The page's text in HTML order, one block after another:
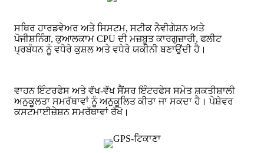
ਸਥਿਰ ਹਾਰਡਵੇਅਰ ਅਤੇ ਸਿਸਟਮ, ਸਟੀਕ ਨੈਵੀਗੇਸ਼ਨ ਅਤੇ
ਪੋਜੀਸ਼ਨਿੰਗ, ਕੁਆਲਕਾਮ CPU ਦੀ ਮਜ਼ਬੂਤ ​​ਕਾਰਗੁਜ਼ਾਰੀ, ਫਲੀਟ
ਪ੍ਰਬੰਧਨ ਨੂੰ ਵਧੇਰੇ ਕੁਸ਼ਲ ਅਤੇ ਵਧੇਰੇ ਯਕੀਨੀ ਬਣਾਉਂਦੀ ਹੈ।
ਵਾਹਨ ਇੰਟਰਫੇਸ ਅਤੇ ਵੱਖ-ਵੱਖ ਸੈਂਸਰ ਇੰਟਰਫੇਸ ਸਮੇਤ ਸ਼ਕਤੀਸ਼ਾਲੀ
ਅਨੁਕੂਲਤਾ ਸਮਰੱਥਾਵਾਂ ਨੂੰ ਅਨੁਕੂਲਿਤ ਕੀਤਾ ਜਾ ਸਕਦਾ ਹੈ। ਪੇਸ਼ੇਵਰ
ਕਸਟਮਾਈਜ਼ੇਸ਼ਨ ਸਮਰੱਥਾਵਾਂ ਰੱਖੋ।